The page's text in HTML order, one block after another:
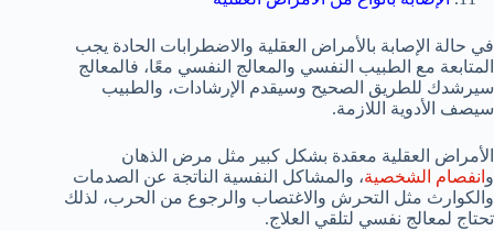
في حالة الإصابة بالأمراض العقلية والاضطرابات الحادة يجب
المتابعة مع الطبيب النفسي والمعالج النفسي معًا، فالمعالج
سيرشدك للطريق الصحيح وسيقدم الإرشادات، والطبيب
سيصف الأدوية اللازمة.
الأمراض العقلية معقدة بشكل كبير مثل مرض الذهان
و انفصام الشخصية، والمشاكل النفسية الناتجة عن الصدمات
والكوارث مثل التحرش والاغتصاب والرجوع من الحرب، لذلك
تحتاج لمعالج نفسي لتلقي العلاج.